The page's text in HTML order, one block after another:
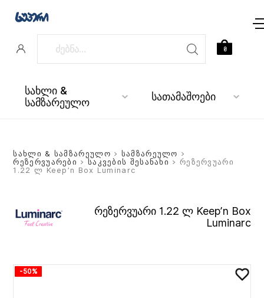
სახლი &
სამზარეულო სათამაშოები
0
სახლი & სამზარეულო > სამზარეულო >
რეზერვუარები > საკვების შესანახი > რეზერვუარი
1.22 ლ Keep’n Box Luminarc
რეზერვუარი 1.22 ლ Keep’n Box
Luminarc
-50%